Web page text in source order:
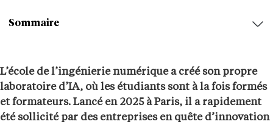
L’école de l’ingénierie numérique a créé son propre
laboratoire d’IA, où les étudiants sont à la fois formés
et formateurs. Lancé en 2025 à Paris, il a rapidement
été sollicité par des entreprises en quête d’innovation
Sommaire